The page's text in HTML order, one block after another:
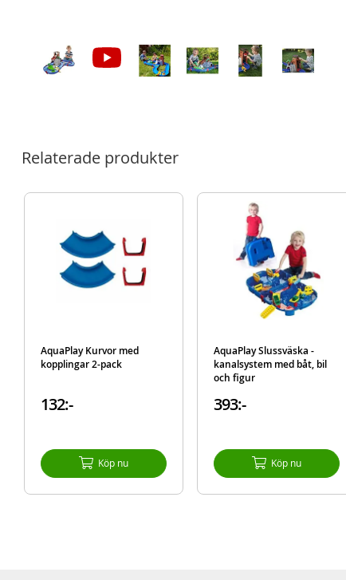
Relaterade produkter
AquaPlay Kurvor med
kopplingar 2-pack
132:-
Köp nu
AquaPlay Slussväska -
kanalsystem med båt, bil
och figur
393:-
Köp nu